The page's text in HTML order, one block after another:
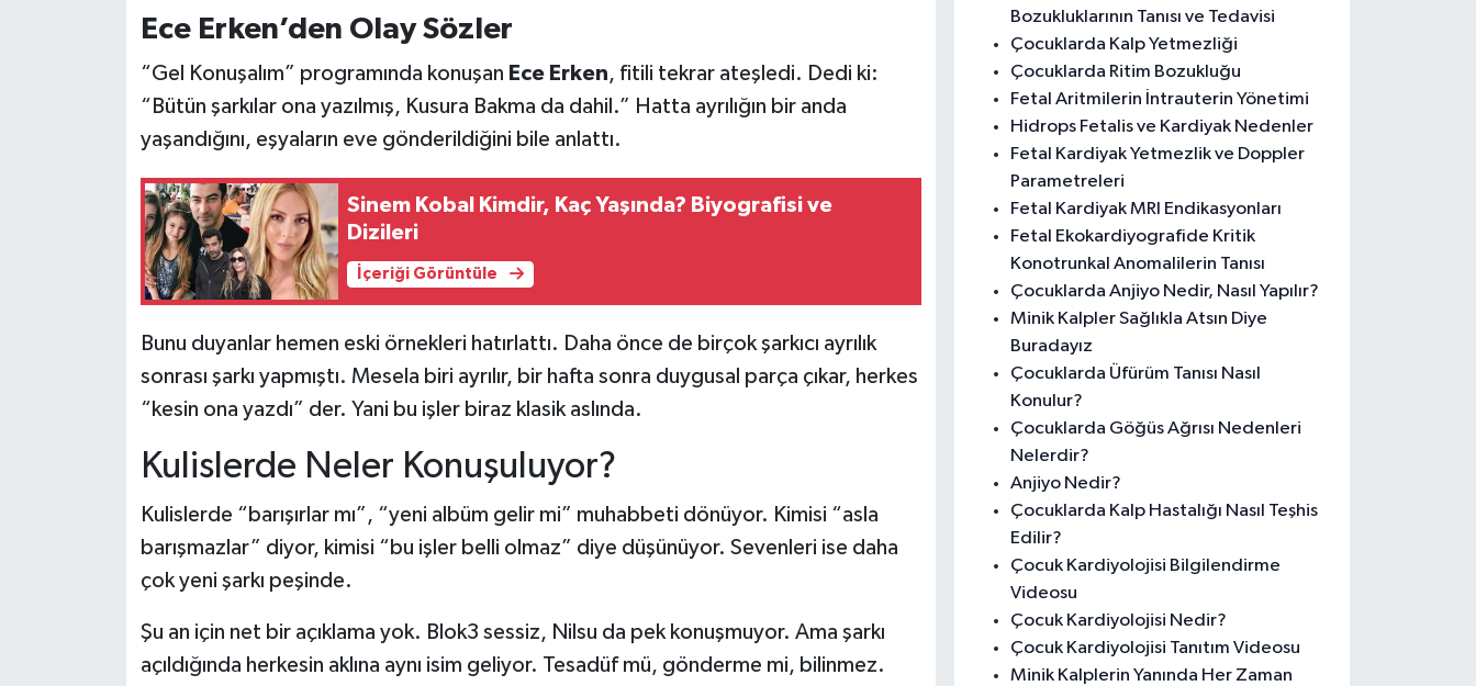
Ece Erken’den Olay Sözler
“Gel Konuşalım” programında konuşan Ece Erken, fitili tekrar ateşledi. Dedi ki:
“Bütün şarkılar ona yazılmış, Kusura Bakma da dahil.” Hatta ayrılığın bir anda
yaşandığını, eşyaların eve gönderildiğini bile anlattı.
Sinem Kobal Kimdir, Kaç Yaşında? Biyografisi ve
Dizileri
İçeriği Görüntüle
Bunu duyanlar hemen eski örnekleri hatırlattı. Daha önce de birçok şarkıcı ayrılık
sonrası şarkı yapmıştı. Mesela biri ayrılır, bir hafta sonra duygusal parça çıkar, herkes
“kesin ona yazdı” der. Yani bu işler biraz klasik aslında.
Kulislerde Neler Konuşuluyor?
Kulislerde “barışırlar mı”, “yeni albüm gelir mi” muhabbeti dönüyor. Kimisi “asla
barışmazlar” diyor, kimisi “bu işler belli olmaz” diye düşünüyor. Sevenleri ise daha
çok yeni şarkı peşinde.
Şu an için net bir açıklama yok. Blok3 sessiz, Nilsu da pek konuşmuyor. Ama şarkı
açıldığında herkesin aklına aynı isim geliyor. Tesadüf mü, gönderme mi, bilinmez.
Bozukluklarının Tanısı ve Tedavisi
Çocuklarda Kalp Yetmezliği
Çocuklarda Ritim Bozukluğu
Fetal Aritmilerin İntrauterin Yönetimi
Hidrops Fetalis ve Kardiyak Nedenler
Fetal Kardiyak Yetmezlik ve Doppler
Parametreleri
Fetal Kardiyak MRI Endikasyonları
Fetal Ekokardiyografide Kritik
Konotrunkal Anomalilerin Tanısı
Çocuklarda Anjiyo Nedir, Nasıl Yapılır?
Minik Kalpler Sağlıkla Atsın Diye
Buradayız
Çocuklarda Üfürüm Tanısı Nasıl
Konulur?
Çocuklarda Göğüs Ağrısı Nedenleri
Nelerdir?
Anjiyo Nedir?
Çocuklarda Kalp Hastalığı Nasıl Teşhis
Edilir?
Çocuk Kardiyolojisi Bilgilendirme
Videosu
Çocuk Kardiyolojisi Nedir?
Çocuk Kardiyolojisi Tanıtım Videosu
Minik Kalplerin Yanında Her Zaman